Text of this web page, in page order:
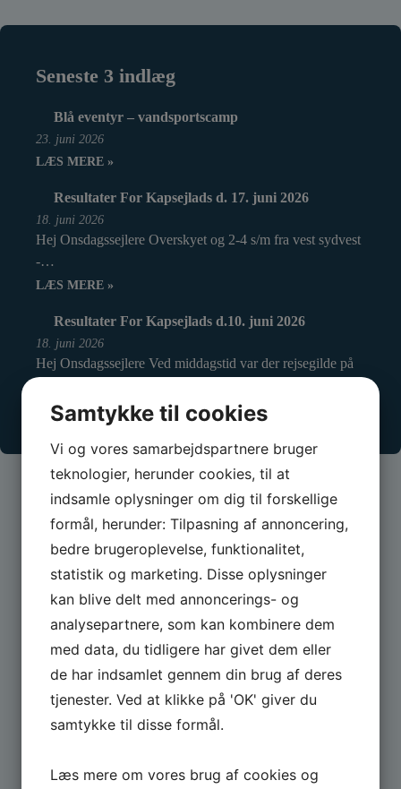
Seneste 3 indlæg
Blå eventyr – vandsportscamp
23. juni 2026
LÆS MERE »
Resultater For Kapsejlads d. 17. juni 2026
18. juni 2026
Hej Onsdagssejlere Overskyet og 2-4 s/m fra vest sydvest
-…
LÆS MERE »
Resultater For Kapsejlads d.10. juni 2026
18. juni 2026
Hej Onsdagssejlere Ved middagstid var der rejsegilde på
LÆS MERE »
Vores Sponsorer og partnere:
Palles Kraner
A.P. Møller
Samtykke til cookies
Vi og vores samarbejdspartnere bruger
teknologier, herunder cookies, til at
indsamle oplysninger om dig til forskellige
formål, herunder: Tilpasning af annoncering,
bedre brugeroplevelse, funktionalitet,
statistik og marketing. Disse oplysninger
kan blive delt med annoncerings- og
analysepartnere, som kan kombinere dem
med data, du tidligere har givet dem eller
de har indsamlet gennem din brug af deres
tjenester. Ved at klikke på 'OK' giver du
samtykke til disse formål.
Læs mere om vores brug af cookies og